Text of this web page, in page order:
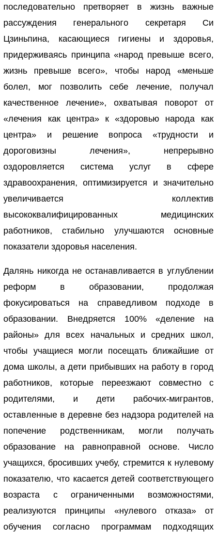
последовательно претворяет в жизнь важные
рассуждения генерального секретаря Си
Цзиньпина, касающиеся гигиены и здоровья,
придерживаясь принципа «народ превыше всего,
жизнь превыше всего», чтобы народ «меньше
болел, мог позволить себе лечение, получал
качественное лечение», охватывая поворот от
«лечения как центра» к «здоровью народа как
центра» и решение вопроса «трудности и
дороговизны лечения», непрерывно
оздоровляется система услуг в сфере
здравоохранения, оптимизируется и значительно
увеличивается коллектив
высококвалифицированных медицинских
работников, стабильно улучшаются основные
показатели здоровья населения.
Далянь никогда не останавливается в углублении
реформ в образовании, продолжая
фокусироваться на справедливом подходе в
образовании. Внедряется 100% «деление на
районы» для всех начальных и средних школ,
чтобы учащиеся могли посещать ближайшие от
дома школы, а дети прибывших на работу в город
работников, которые переезжают совместно с
родителями, и дети рабочих-мигрантов,
оставленные в деревне без надзора родителей на
попечение родственникам, могли получать
образование на равноправной основе. Число
учащихся, бросивших учебу, стремится к нулевому
показателю, что касается детей соответствующего
возраста с ограниченными возможностями,
реализуются принципы «нулевого отказа» от
обучения согласно программам подходящих